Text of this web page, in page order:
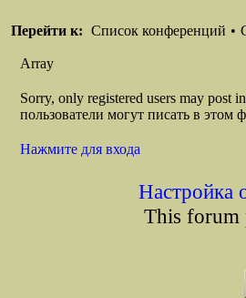
Перейти к: Список конференций •
Array
Sorry, only registered users may post
пользователи могут писать в этом
Нажмите для входа
Настройка
This